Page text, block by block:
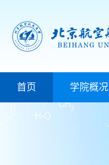
首页 学院概况